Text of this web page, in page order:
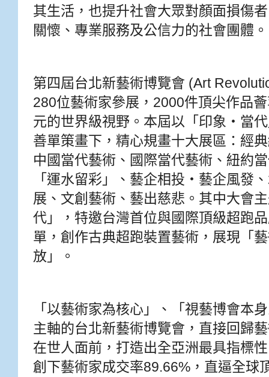
其生活，也提升社會大眾對顏面損傷
關懷、專業服務及公信力的社會團體。
第四屆台北新藝術博覽會 (Art
280位藝術家參展，2000件頂尖作品
元的世界級視野。本屆以「印象‧當
善單策畫下，精心規畫十大展區：經
中國當代藝術、國際當代藝術、紐約
「運水留彩」、藝企相投‧藝企風發
展、文創藝術、藝出慈悲。其中大會
代」，特邀台灣首位與國際頂級超跑
單，創作古典超跑裝置藝術，展現「
放」。
「以藝術家為核心」、「視藝博會本
主軸的台北新藝術博覽會，直接回歸
在世人面前，打造出全亞洲最具指標
創下藝術家成交率89.66%，直逼全球